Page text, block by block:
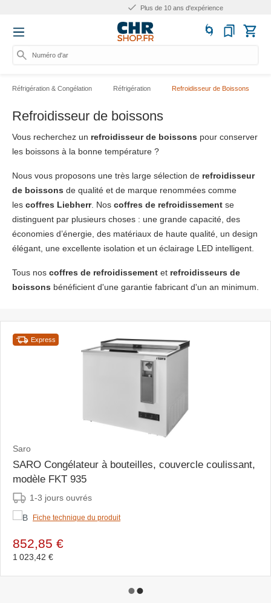
Plus de 10 ans d'expérience
Numéro d'article,
Réfrigération & Congélation Réfrigération Refroidisseur de Boissons
Refroidisseur de boissons
Vous recherchez un refroidisseur de boissons pour conserver
les boissons à la bonne température ?
Nous vous proposons une très large sélection de refroidisseur
de boissons de qualité et de marque renommées comme
les coffres Liebherr. Nos coffres de refroidissement se
distinguent par plusieurs choses : une grande capacité, des
économies d’énergie, des matériaux de haute qualité, un design
élégant, une excellente isolation et un éclairage LED intelligent.
Tous nos coffres de refroidissement et refroidisseurs de
boissons bénéficient d'une garantie fabricant d'un an minimum.
Express
Saro
SARO Congélateur à bouteilles, couvercle coulissant,
modèle FKT 935
1-3 jours ouvrés
Fiche technique du produit
852,85 €
1 023,42 €